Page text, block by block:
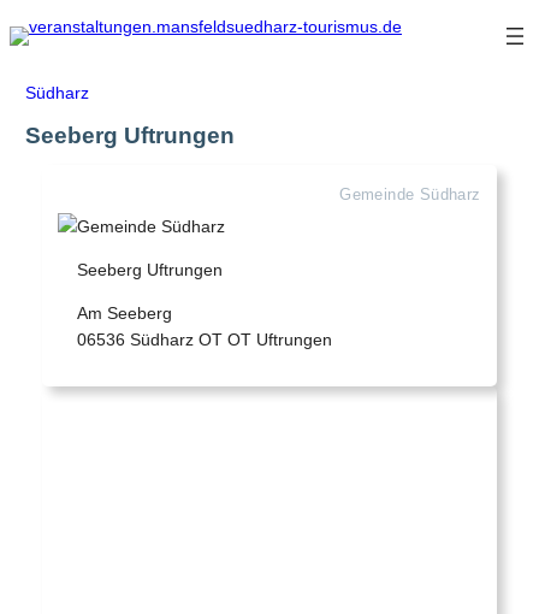
Zum
Inhalt
Südharz
Seeberg Uftrungen
Gemeinde Südharz
Seeberg Uftrungen
Am Seeberg
06536 Südharz OT OT Uftrungen